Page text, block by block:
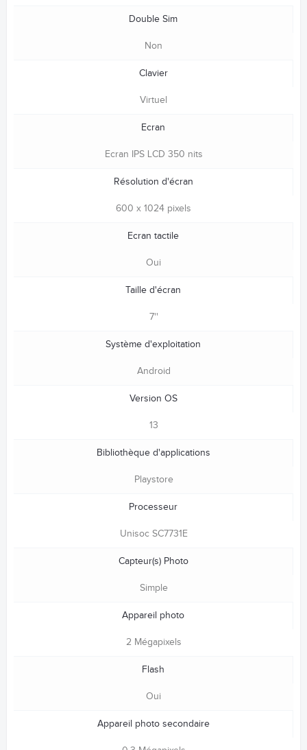
Double Sim
Non
Clavier
Virtuel
Ecran
Ecran IPS LCD 350 nits
Résolution d'écran
600 x 1024 pixels
Ecran tactile
Oui
Taille d'écran
7''
Système d'exploitation
Android
Version OS
13
Bibliothèque d'applications
Playstore
Processeur
Unisoc SC7731E
Capteur(s) Photo
Simple
Appareil photo
2 Mégapixels
Flash
Oui
Appareil photo secondaire